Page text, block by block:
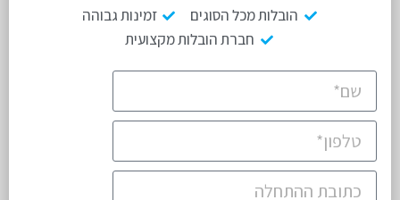
הובלות מכל הסוגים
זמינות גבוהה
חברת הובלות מקצועית